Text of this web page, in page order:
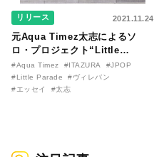
リリース 2021.11.24
元Aqua Timez太志によるソ
ロ・プロジェクト“Little
Parade”、『藍染めの週末』初
回限定盤封入のエッセイを一部
公開！
#Aqua Timez #ITAZURA
#JPOP
#Little Parade
#ヴィレバン
#エッセイ
#太志